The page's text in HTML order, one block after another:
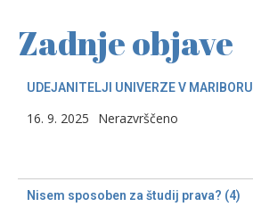
Zadnje objave
UDEJANITELJI UNIVERZE V MARIBORU
16. 9. 2025 Nerazvrščeno
Nisem sposoben za študij prava? (4)